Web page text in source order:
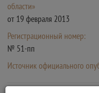
области»
от 19 февраля 2013
Регистрационный номер:
№ 51-пп
Источник официального